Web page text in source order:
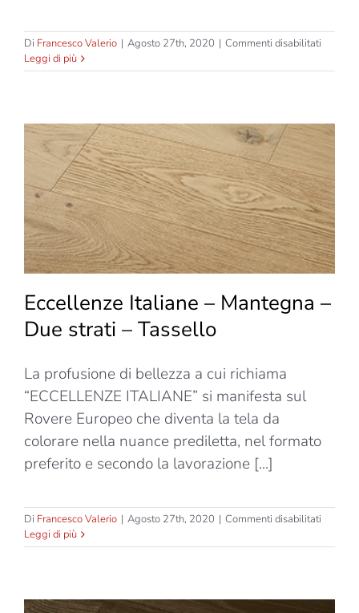
Di Francesco Valerio | Agosto 27th, 2020 | Commenti disabilitati
Italiane
Due
Tavola
Leggi di più
Eccellenze Italiane – Mantegna –
Due strati – Tassello
La profusione di bellezza a cui richiama
“ECCELLENZE ITALIANE” si manifesta sul
Rovere Europeo che diventa la tela da
colorare nella nuance prediletta, nel formato
preferito e secondo la lavorazione [...]
Di Francesco Valerio | Agosto 27th, 2020 | Commenti disabilitati
Italiane
Leggi di più